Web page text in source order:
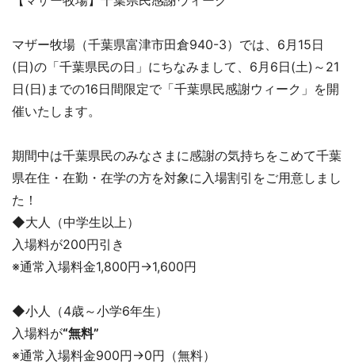
マザー牧場（千葉県富津市田倉940-3）では、6月15日
(日)の「千葉県民の日」にちなみまして、6月6日(土)～21
日(日)までの16日間限定で「千葉県民感謝ウィーク」を開
催いたします。
期間中は千葉県民のみなさまに感謝の気持ちをこめて千葉
県在住・在勤・在学の方を対象に入場割引をご用意しまし
た！
◆大人（中学生以上）
入場料が200円引き
※通常入場料金1,800円→1,600円
◆小人（4歳～小学6年生）
入場料が“無料”
※通常入場料金900円→0円（無料）